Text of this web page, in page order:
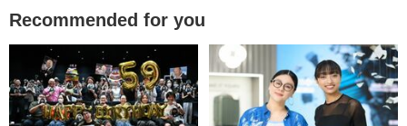
Recommended for you